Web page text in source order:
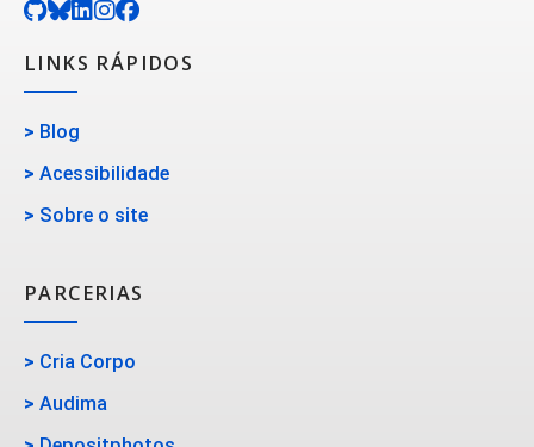
LINKS RÁPIDOS
> Blog
> Acessibilidade
> Sobre o site
PARCERIAS
> Cria Corpo
> Audima